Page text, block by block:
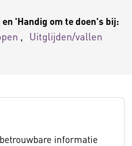
'Handig om te doen's bij:
Uitglijden/vallen
informatie